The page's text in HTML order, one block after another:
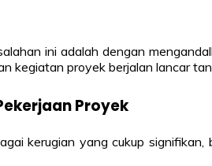
ini adalah dengan
kegiatan proyek berjalan lancar
Proyek
kerugian yang cukup